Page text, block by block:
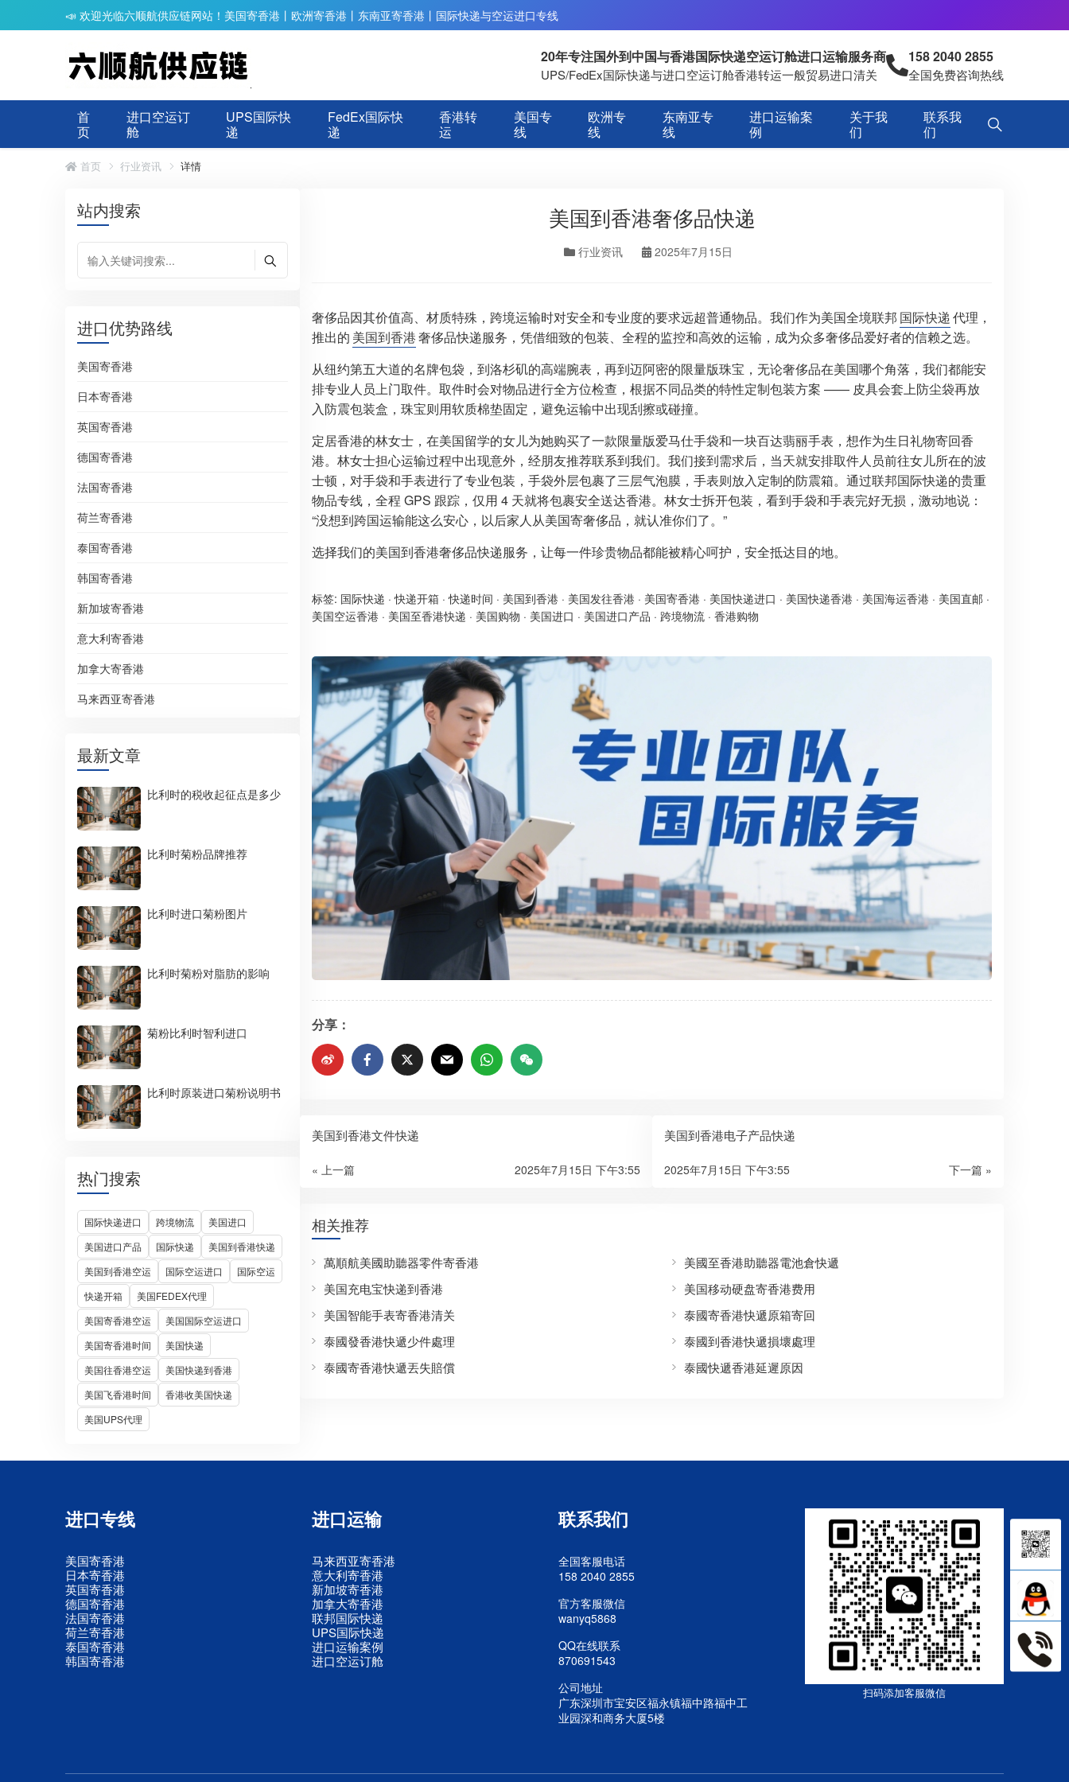
📣 欢迎光临六顺航供应链网站！美国寄香港丨欧洲寄香港丨东南亚寄香港丨国际快递与空运进口专线
20年专注国外到中国与香港国际快递空运订舱进口运输服务商
UPS/FedEx国际快递与进口空运订舱香港转运一般贸易进口清关
158 2040 2855
全国免费咨询热线
首
页
进口空运订
舱
UPS国际快
递
FedEx国际快
递
香港转
运
美国专
线
欧洲专
线
东南亚专
线
进口运输案
例
关于我
们
联系我
们
首页 行业资讯 详情
站内搜索
进口优势路线
美国寄香港
日本寄香港
英国寄香港
德国寄香港
法国寄香港
荷兰寄香港
泰国寄香港
韩国寄香港
新加坡寄香港
意大利寄香港
加拿大寄香港
马来西亚寄香港
最新文章
比利时的税收起征点是多少
比利时菊粉品牌推荐
比利时进口菊粉图片
比利时菊粉对脂肪的影响
菊粉比利时智利进口
比利时原装进口菊粉说明书
热门搜索
国际快递进口 跨境物流
美国进口
美国进口产品
国际快递
美国到香港快递
美国到香港空运
国际空运进口
国际空运
快递开箱
美国FEDEX代理
美国寄香港空运
美国国际空运进口
美国寄香港时间
美国快递
美国往香港空运
美国快递到香港
美国飞香港时间
香港收美国快递
美国UPS代理
美国到香港奢侈品快递
行业资讯 2025年7月15日
奢侈品因其价值高、材质特殊，跨境运输时对安全和专业度的要求远超普通物品。我们作为美国全境联邦 国际快递代理，
推出的 美国到香港奢侈品快递服务，凭借细致的包装、全程的监控和高效的运输，成为众多奢侈品爱好者的信赖之选。
从纽约第五大道的名牌包袋，到洛杉矶的高端腕表，再到迈阿密的限量版珠宝，无论奢侈品在美国哪个角落，我们都能安
排专业人员上门取件。取件时会对物品进行全方位检查，根据不同品类的特性定制包装方案 —— 皮具会套上防尘袋再放
入防震包装盒，珠宝则用软质棉垫固定，避免运输中出现刮擦或碰撞。
定居香港的林女士，在美国留学的女儿为她购买了一款限量版爱马仕手袋和一块百达翡丽手表，想作为生日礼物寄回香
港。林女士担心运输过程中出现意外，经朋友推荐联系到我们。我们接到需求后，当天就安排取件人员前往女儿所在的波
士顿，对手袋和手表进行了专业包装，手袋外层包裹了三层气泡膜，手表则放入定制的防震箱。通过联邦国际快递的贵重
物品专线，全程 GPS 跟踪，仅用 4 天就将包裹安全送达香港。林女士拆开包装，看到手袋和手表完好无损，激动地说：
“没想到跨国运输能这么安心，以后家人从美国寄奢侈品，就认准你们了。”
选择我们的美国到香港奢侈品快递服务，让每一件珍贵物品都能被精心呵护，安全抵达目的地。
标签: 国际快递 ·快递开箱 ·快递时间 · 美国到香港 · 美国发往香港 · 美国寄香港 · 美国快递进口 · 美国快递香港 · 美国海运香港 · 美国直邮 ·
美国空运香港 · 美国至香港快递 · 美国购物 · 美国进口 · 美国进口产品 · 跨境物流 · 香港购物
分享：
美国到香港文件快递
« 上一篇 2025年7月15日 下午3:55
美国到香港电子产品快递
下一篇 »
2025年7月15日 下午3:55
相关推荐
萬順航美國助聽器零件寄香港
美國至香港助聽器電池倉快遞
美国充电宝快递到香港
美国移动硬盘寄香港费用
美国智能手表寄香港清关
泰國寄香港快遞原箱寄回
泰國發香港快遞少件處理
泰國到香港快遞損壞處理
泰國寄香港快遞丟失賠償
泰國快遞香港延遲原因
进口专线
美国寄香港
日本寄香港
英国寄香港
德国寄香港
法国寄香港
荷兰寄香港
泰国寄香港
韩国寄香港
进口运输
马来西亚寄香港
意大利寄香港
新加坡寄香港
加拿大寄香港
联邦国际快递
UPS国际快递
进口运输案例
进口空运订舱
联系我们
全国客服电话
158 2040 2855
官方客服微信
wanyq5868
QQ在线联系
870691543
公司地址
广东深圳市宝安区福永镇福中路福中工
业园深和商务大厦5楼
扫码添加客服微信